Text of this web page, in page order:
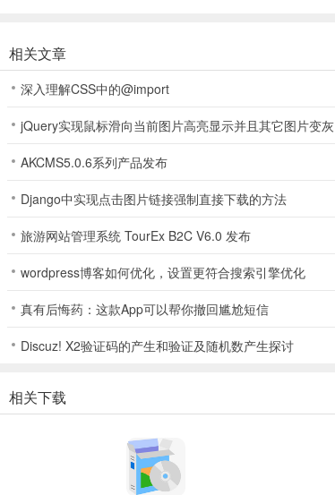
相关文章
深入理解CSS中的@import
jQuery实现鼠标滑向当前图片高亮显示并且其它图片变灰
AKCMS5.0.6系列产品发布
Django中实现点击图片链接强制直接下载的方法
旅游网站管理系统 TourEx B2C V6.0 发布
wordpress博客如何优化，设置更符合搜索引擎优化
真有后悔药：这款App可以帮你撤回尴尬短信
Discuz! X2验证码的产生和验证及随机数产生探讨
相关下载